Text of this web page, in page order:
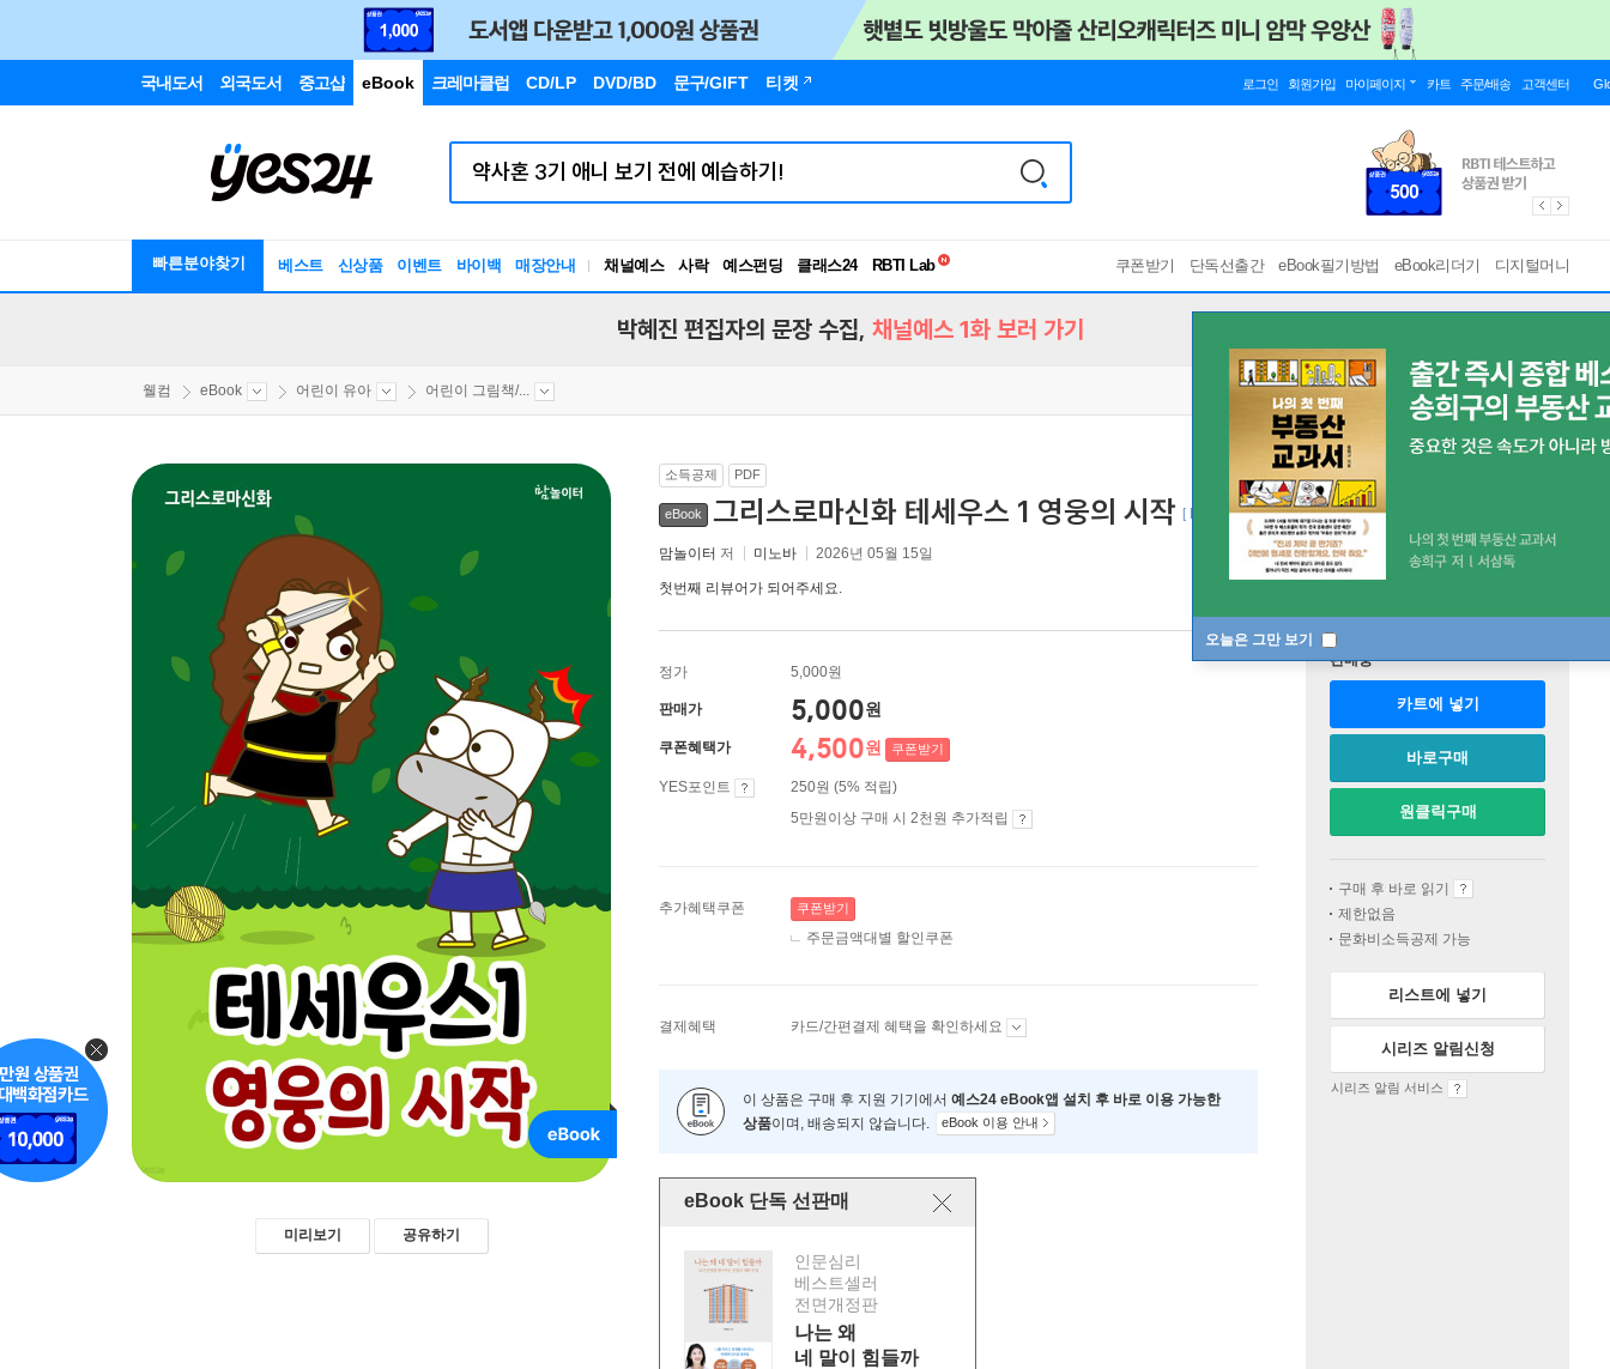
국내도서 외국도서 중고샵 eBook 크레마클럽 CD/LP DVD/BD 문구/GIFT 티켓 로그인 회원가입 마이페이지 카트 주문/배송 고객센터
빠른분야찾기 베스트 신상품 이벤트 바이백 매장안내 채널예스 사락 예스펀딩 클래스24
독서유형검사
쿠폰받기 단독선출간 eBook필기방법 eBook리더기 디지털머니
오늘은 그만 보기
박혜진 편집자의 문장 수집, 채널예스 1화 보러 가기
웰컴 eBook 어린이 유아 어린이 그림책/...
미리보기 공유하기
소득공제 PDF
eBook 그리스로마신화 테세우스 1 영웅의 시작 [ PDF ]
맘놀이터 저 미노바 2026년 05월 15일
첫번째 리뷰어가 되어주세요.
정가 5,000원
판매가 5,000원
쿠폰혜택가 4,500원 쿠폰받기
YES포인트
250원 (5% 적립)
5만원이상 구매 시 2천원 추가적립
추가혜택쿠폰 쿠폰받기
주문금액대별 할인쿠폰
결제혜택 카드/간편결제 혜택을 확인하세요
이 상품은 구매 후 지원 기기에서 예스24 eBook앱 설치 후 바로 이용 가능한
상품이며, 배송되지 않습니다. eBook 이용 안내
eBook 단독 선판매
인문심리
베스트셀러
전면개정판
나는 왜
네 말이 힘들까
판매중
카트에 넣기
바로구매
원클릭구매
구매 후 바로 읽기
제한없음
문화비소득공제 가능
리스트에 넣기
시리즈 알림신청
시리즈 알림 서비스